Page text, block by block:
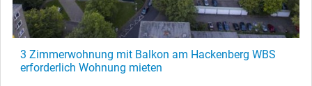
3 Zimmerwohnung mit Balkon am Hackenberg WBS
erforderlich Wohnung mieten